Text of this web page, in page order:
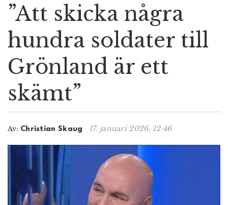
e
n
i
g
i
o
”Att skicka några
hundra soldater till
Grönland är ett
skämt”
Av: Christian Skaug 17. januari 2026, 12:46